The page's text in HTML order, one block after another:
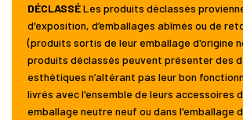
DÉCLASSÉLes produits déclassés
d'exposition, d’emballages abîmés ou de
(produits sortis de leur emballage d'origine
produits déclassés peuvent présenter des
esthétiques n’altérant pas leur bon
livrés avec l'ensemble de leurs accessoires
emballage neutre neuf ou dans l'emballage